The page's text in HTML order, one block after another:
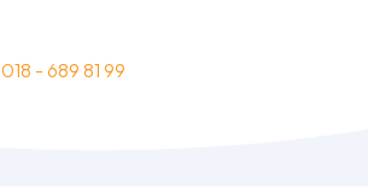
018 - 689 81 99